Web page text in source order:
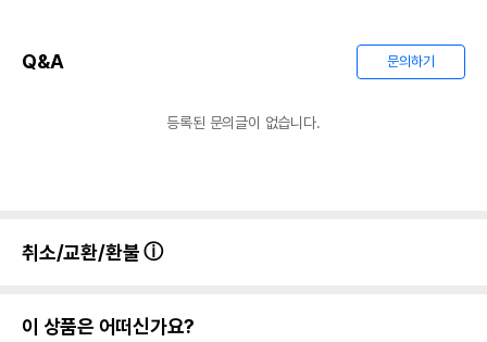
Q&A 문의하기
등록된 문의글이 없습니다.
취소/교환/환불
이 상품은 어떠신가요?